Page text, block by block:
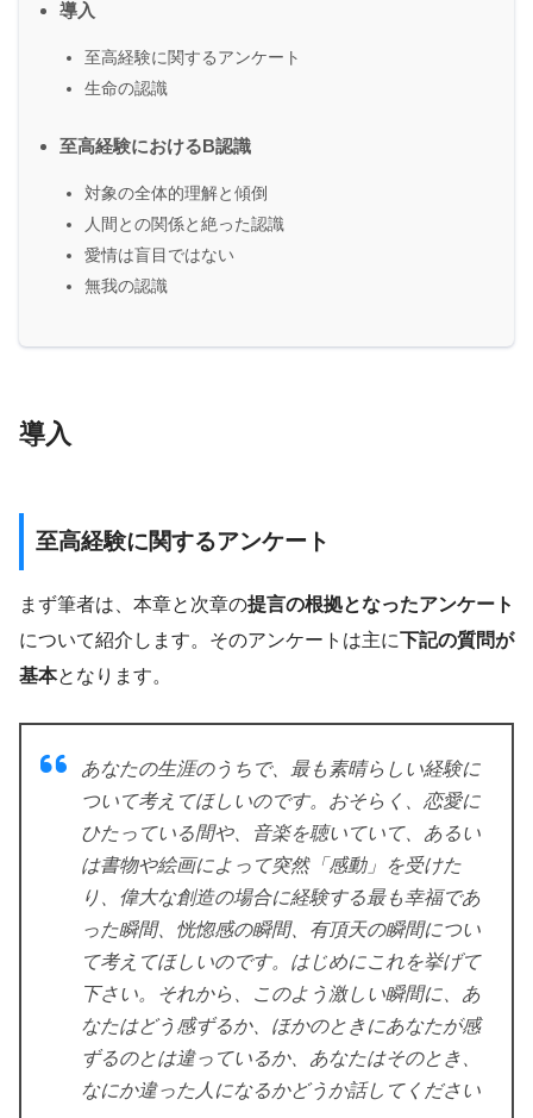
導入
至高経験に関するアンケート
生命の認識
至高経験におけるB認識
対象の全体的理解と傾倒
人間との関係と絶った認識
愛情は盲目ではない
無我の認識
導入
至高経験に関するアンケート
まず筆者は、本章と次章の提言の根拠となったアンケート
について紹介します。そのアンケートは主に下記の質問が
基本となります。
あなたの生涯のうちで、最も素晴らしい経験に
ついて考えてほしいのです。おそらく、恋愛に
ひたっている間や、音楽を聴いていて、あるい
は書物や絵画によって突然「感動」を受けた
り、偉大な創造の場合に経験する最も幸福であ
った瞬間、恍惚感の瞬間、有頂天の瞬間につい
て考えてほしいのです。はじめにこれを挙げて
下さい。それから、このよう激しい瞬間に、あ
なたはどう感ずるか、ほかのときにあなたが感
ずるのとは違っているか、あなたはそのとき、
なにか違った人になるかどうか話してください